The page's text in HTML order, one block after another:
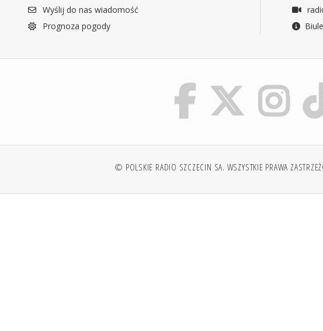
Wyślij do nas wiadomość
Prognoza pogody
© POLSKIE RADIO SZCZECIN SA. WSZYSTKIE PRAWA